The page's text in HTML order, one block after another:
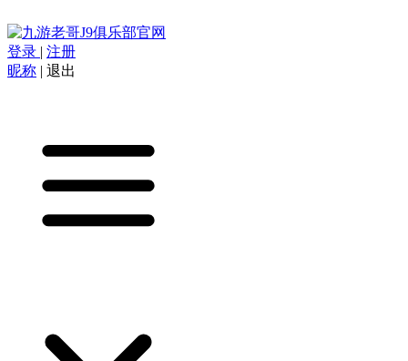
登录 | 注册
昵称 | 退出